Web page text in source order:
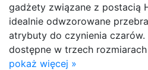
gadżety związane z postacią
idealnie odwzorowane
atrybuty do czynienia czarów.
dostępne w trzech
pokaż więcej »